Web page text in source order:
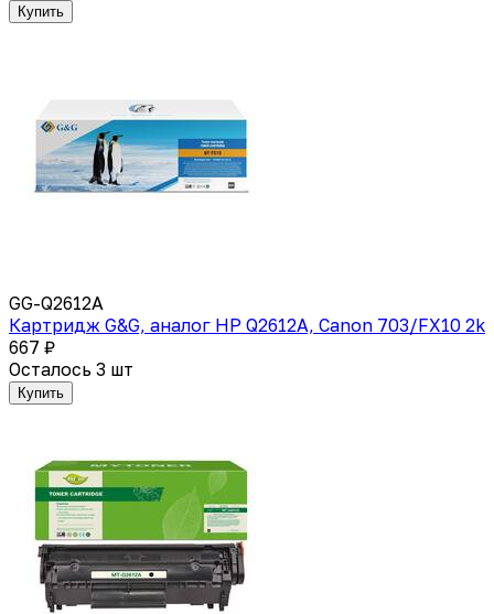
Купить
GG-Q2612A
Картридж G&G, аналог HP Q2612A, Canon 703/FX10 2k
667 ₽
Осталось 3 шт
Купить